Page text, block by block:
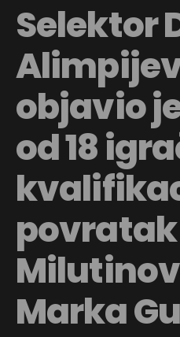
Selektor
objavio
od 18
Marka